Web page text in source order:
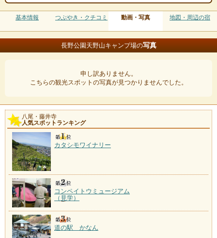
基本情報 つぶやき・クチコミ 動画・写真 地図・周辺の宿
長野公園天野山キャンプ場の写真
申し訳ありません。
こちらの観光スポットの写真が見つかりませんでした。
八尾・藤井寺
人気スポットランキング
カタシモワイナリー
コンペイトウミュージアム
（見学）
道の駅 かなん